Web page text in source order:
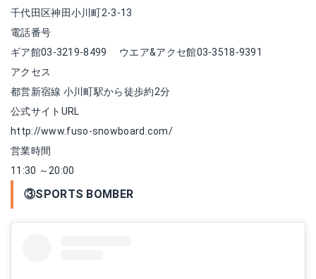
千代田区神田小川町2-3-13
電話番号
ギア館03-3219-8499 ウエア&アクセ館03-3518-9391
アクセス
都営新宿線 小川町駅から徒歩約2分
公式サイトURL
http://www.fuso-snowboard.com/
営業時間
11:30 ～20:00
③SPORTS BOMBER